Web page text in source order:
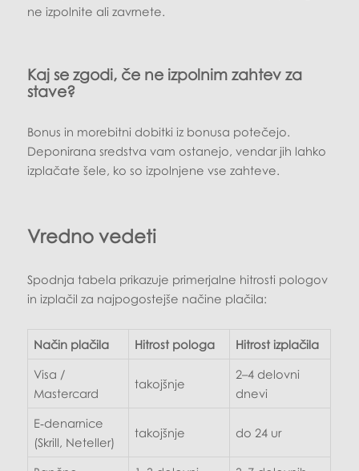
ne izpolnite ali zavrnete.
Kaj se zgodi, če ne izpolnim zahtev za
stave?
Bonus in morebitni dobitki iz bonusa potečejo.
Deponirana sredstva vam ostanejo, vendar jih lahko
izplačate šele, ko so izpolnjene vse zahteve.
Vredno vedeti
Spodnja tabela prikazuje primerjalne hitrosti pologov
in izplačil za najpogostejše načine plačila:
Način plačila Hitrost pologa Hitrost izplačila
Visa /
Mastercard
takojšnje
2–4 delovni
dnevi
E‑denarnice
(Skrill, Neteller)
takojšnje do 24 ur